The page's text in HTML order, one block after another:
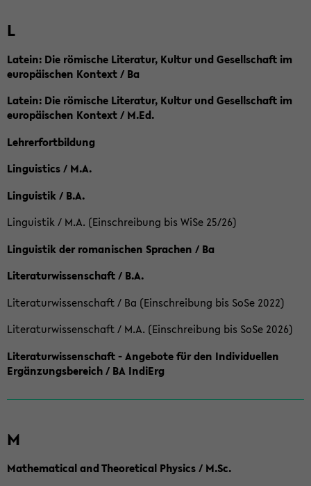
L
Latein: Die römische Literatur, Kultur und Gesellschaft im
europäischen Kontext / Ba
Latein: Die römische Literatur, Kultur und Gesellschaft im
europäischen Kontext / M.Ed.
Lehrerfortbildung
Linguistics / M.A.
Linguistik / B.A.
Linguistik / M.A. (Einschreibung bis WiSe 25/26)
Linguistik der romanischen Sprachen / Ba
Literaturwissenschaft / B.A.
Literaturwissenschaft / Ba (Einschreibung bis SoSe 2022)
Literaturwissenschaft / M.A. (Einschreibung bis SoSe 2026)
Literaturwissenschaft - Angebote für den Individuellen
Ergänzungsbereich / BA IndiErg
M
Mathematical and Theoretical Physics / M.Sc.